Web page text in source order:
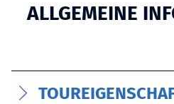
ALLGEMEINE